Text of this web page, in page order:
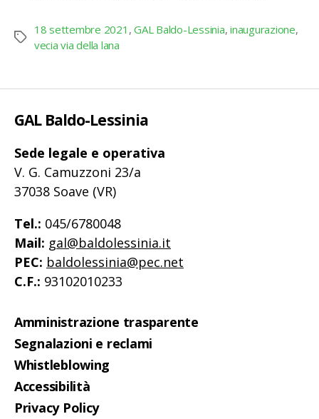
Tag
18 settembre 2021 ,GAL Baldo-Lessinia,inaugurazione,
vecia via della lana
GAL Baldo-Lessinia
Sede legale e operativa
V. G. Camuzzoni 23/a
37038 Soave (VR)
Tel.: 045/6780048
Mail: gal@baldolessinia.it
PEC: baldolessinia@pec.net
C.F.: 93102010233
Amministrazione trasparente
Segnalazioni e reclami
Whistleblowing
Accessibilità
Privacy Policy